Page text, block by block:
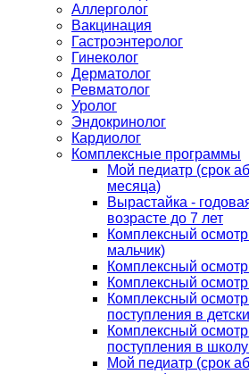
Аллерголог
Вакцинация
Гастроэнтеролог
Гинеколог
Дерматолог
Ревматолог
Уролог
Эндокринолог
Кардиолог
Комплексные программы
Мой педиатр (срок
месяца)
Вырастайка -
возрасте до 7 лет
Комплексный
мальчик)
Комплексный осмотр
Комплексный
Комплексный
поступления в
Комплексный
поступления в
Мой педиатр (срок